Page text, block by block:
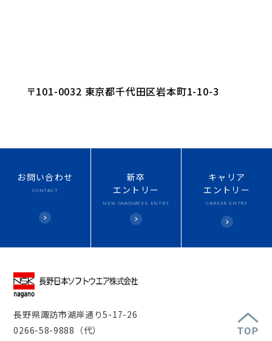
〒101-0032 東京都千代田区岩本町1-10-3
お問い合わせ
CONTACT
新卒
エントリー
NEW GRADUATES ENTRY
キャリア
エントリー
CAREER ENTRY
長野県諏訪市湖岸通り5-17-26
0266-58-9888（代）